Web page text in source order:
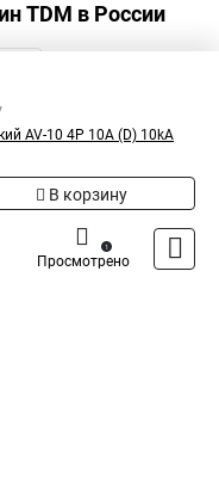
TDM в России
AV-10 4P 10A (D) 10kA
В корзину
Просмотрено
1